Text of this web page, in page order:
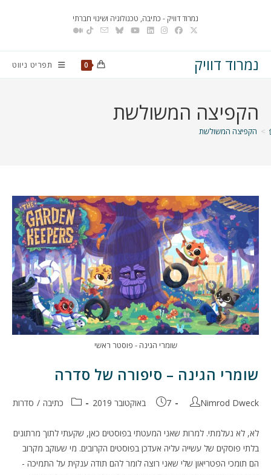
נמרוד דוויק - כתיבה, טכנולוגיה ושינוי חברתי
נמרוד דוויק 0 תפריט ניווט
הקפיצה המשולשת
> הקפיצה המשולשת
שומרי הגינה - פוסטר ראשי
שומרי הגינה – סיפורה של סדרה
מחבר:
Nimrod Dweck פורסם:
7 באוקטובר 2019 קטגוריה:כתיבה / סדרות
לא, לא נעלמתי. למרות שאני המעטתי בפוסטים כאן, שקעתי לתוך מרתונים
בלתי פוסקים של עשייה עליה אעדכן בפוסטים הקרובים. מי שעוקב מקרוב
הם תומכי הפטריאון שלי שאני רוצה לומר להם תודה ענקית על התמיכה -